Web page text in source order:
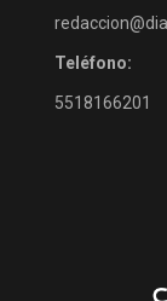
Teléfono:
5518166201